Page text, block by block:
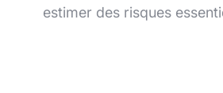
estimer des risques